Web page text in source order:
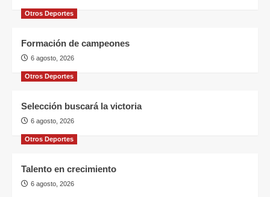
Otros Deportes
Formación de campeones
6 agosto, 2026
Otros Deportes
Selección buscará la victoria
6 agosto, 2026
Otros Deportes
Talento en crecimiento
6 agosto, 2026